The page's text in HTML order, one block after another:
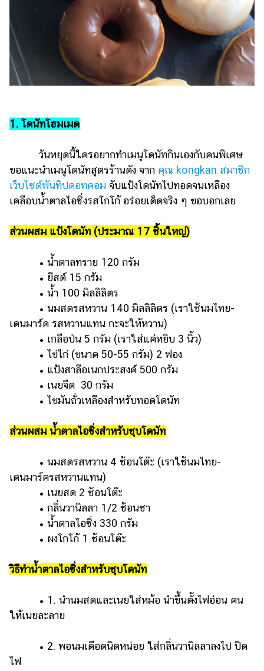
น้ำมัน
วา
ไร
ตี้
แม่
สัตว์
เลี้ยง
Infographic
บริการ
แอปฯ
กระปุก
คอร์ส
ออนไลน์
ออนไลน์
โฆษณา
ปัญหา
กับ
1. โดนัทโฮมเมด
วันหยุดนี้ใครอยากทำเมนูโดนัทกินเองกับคนพิเศษ
ขอแนะนำเมนูโดนัทสูตรร้านดัง จาก คุณ kongkan สมาชิก
เว็บไซต์พันทิปดอทคอม จับแป้งโดนัทไปทอดจนเหลือง
เคลือบน้ำตาลไอซิ่งรสโกโก้ อร่อยเด็ดจริง ๆ ขอบอกเลย
ส่วนผสม แป้งโดนัท (ประมาณ 17 ชิ้นใหญ่)
• น้ำตาลทราย 120 กรัม
• ยีสต์ 15 กรัม
• น้ำ 100 มิลลิลิตร
• นมสดรสหวาน 140 มิลลิลิตร (เราใช้นมไทย-
เดนมาร์ค รสหวานแทน กะจะให้หวาน)
• เกลือป่น 5 กรัม (เราใส่แค่หยิบ 3 นิ้ว)
• ไข่ไก่ (ขนาด 50-55 กรัม) 2 ฟอง
• แป้งสาลีอเนกประสงค์ 500 กรัม
• เนยจืด 30 กรัม
• ไขมันถั่วเหลืองสำหรับทอดโดนัท
ส่วนผสม น้ำตาลไอซิ่งสำหรับชุบโดนัท
• นมสดรสหวาน 4 ช้อนโต๊ะ (เราใช้นมไทย-
เดนมาร์ครสหวานแทน)
• เนยสด 2 ช้อนโต๊ะ
• กลิ่นวานิลลา 1/2 ช้อนชา
• น้ำตาลไอซิ่ง 330 กรัม
• ผงโกโก้ 1 ช้อนโต๊ะ
วิธีทำน้ำตาลไอซิ่งสำหรับชุบโดนัท
• 1. นำนมสดและเนยใส่หม้อ นำขึ้นตั้งไฟอ่อน คน
ให้เนยละลาย
• 2. พอนมเดือดนิดหน่อย ใส่กลิ่นวานิลลาลงไป ปิด
ไฟ